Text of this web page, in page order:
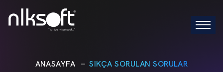
ANASAYFA SIKÇA SORULAN SORULAR